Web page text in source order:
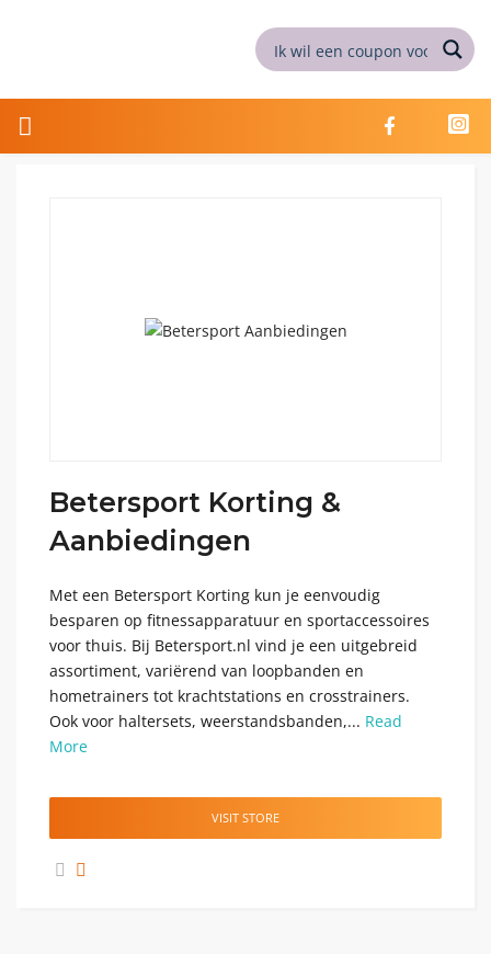
Betersport Korting &
Aanbiedingen
Met een Betersport Korting kun je eenvoudig
besparen op fitnessapparatuur en sportaccessoires
voor thuis. Bij Betersport.nl vind je een uitgebreid
assortiment, variërend van loopbanden en
hometrainers tot krachtstations en crosstrainers.
Ook voor haltersets, weerstandsbanden,... Read
More
VISIT STORE